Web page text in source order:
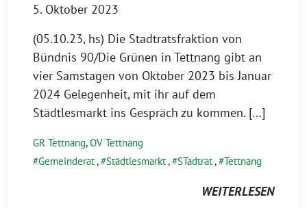
5. Oktober 2023
(05.10.23, hs) Die Stadtratsfraktion von
Bündnis 90/Die Grünen in Tettnang gibt an
vier Samstagen von Oktober 2023 bis Januar
2024 Gelegenheit, mit ihr auf dem
Städtlesmarkt ins Gespräch zu kommen. […]
GR Tettnang,OV Tettnang
Gemeinderat, Städtlesmarkt, STadtrat, Tettnang
WEITERLESEN